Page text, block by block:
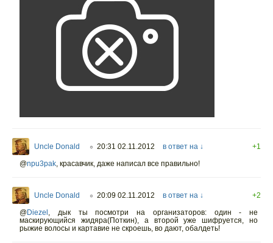
Uncle Donald ○ 20:31 02.11.2012 в ответ на ↓
+1
@npu3pak, красавчик, даже написал все правильно!
Uncle Donald ○ 20:09 02.11.2012 в ответ на ↓
+2
@Diezel , дык ты посмотри на организаторов: один - не
маскирующийся жидяра(Поткин), а второй уже шифруется, но
рыжие волосы и картавие не скроешь, во дают, обалдеть!